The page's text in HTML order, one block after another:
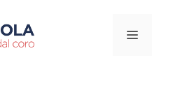
Menu